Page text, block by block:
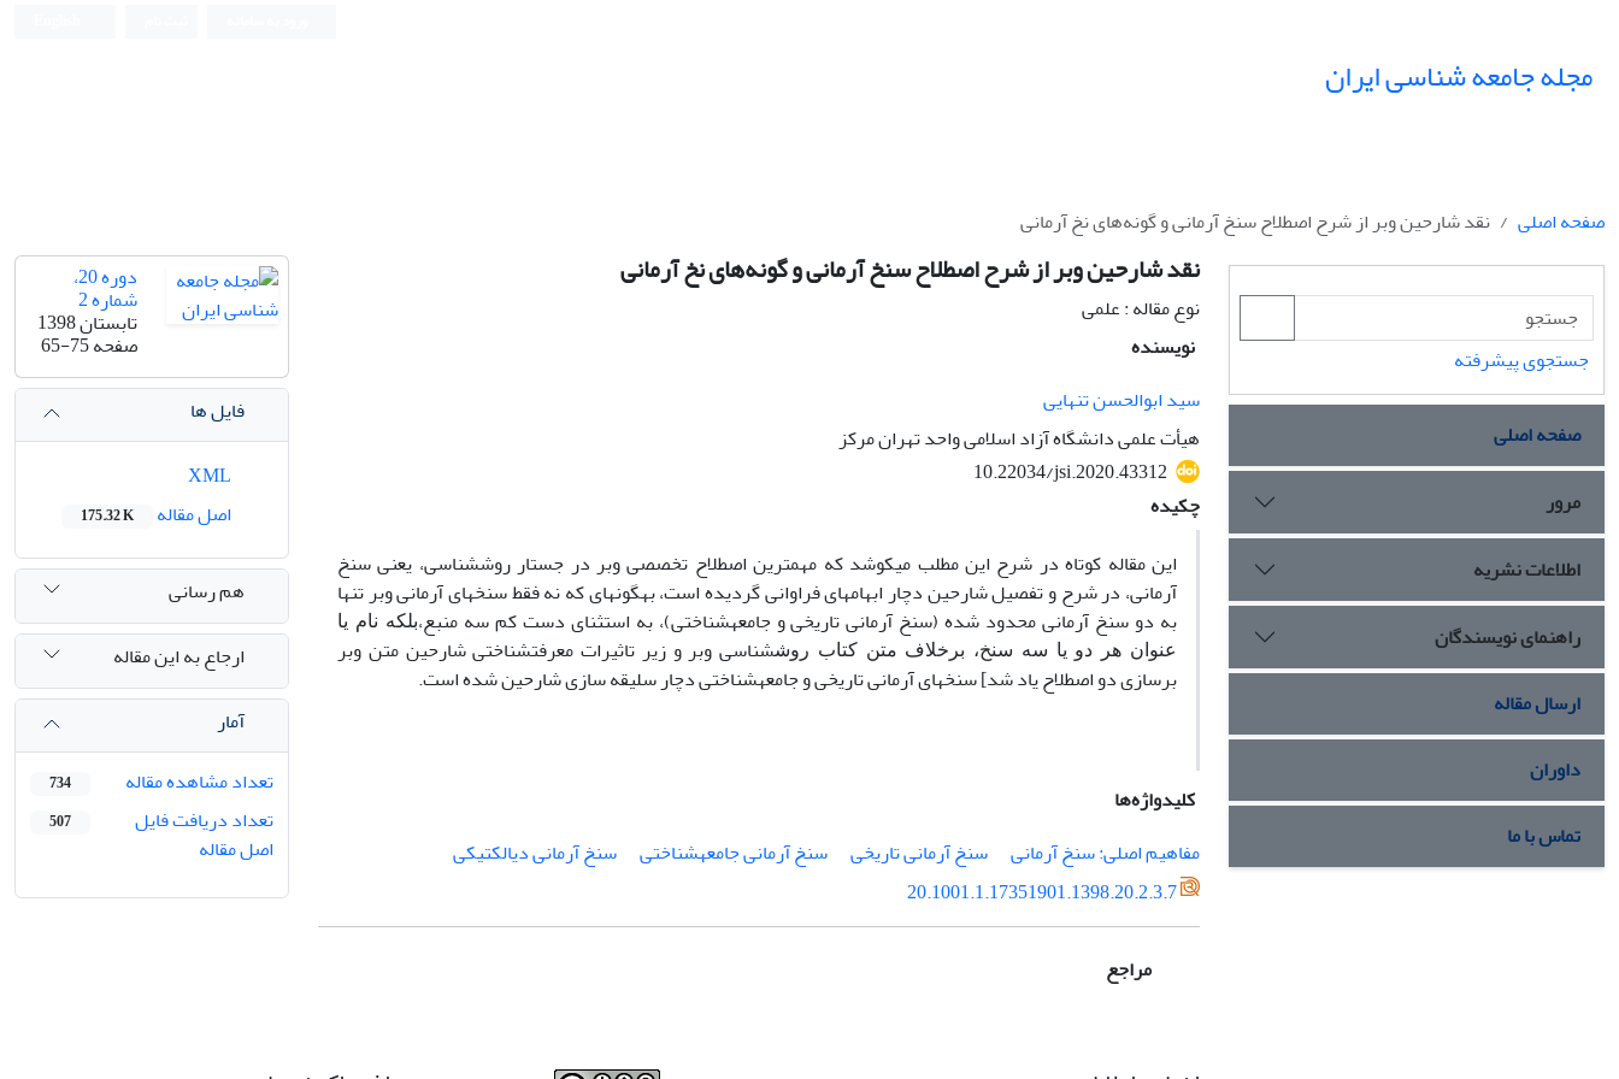
مجله جامعه شناسی ایران
صفحه اصلی نقد شارحین وبر از شرح اصطلاح سنخ آرمانی و گونه‌های نخ آرمانی
نقد شارحین وبر از شرح اصطلاح سنخ آرمانی و گونه‌های نخ آرمانی
نوع مقاله : علمی
نویسنده
سید ابوالحسن تنهایی
هیأت علمی دانشگاه آزاد اسلامی واحد تهران مرکز
10.22034/jsi.2020.43312
چکیده
این مقاله­ کوتاه در شرح این مطلب می­کوشد که مهم­ترین اصطلاح تخصصی وبر در جستار روش­شناسی، یعنی سنخ
آرمانی، در شرح و تفصیل شارحین دچار ابهام­های فراوانی گردیده است، به­گونه­ای که نه فقط سنخ­های آرمانی وبر تنها
به دو سنخ آرمانی محدود شده (سنخ آرمانی تاریخی و جامعه­شناختی)، به استثنای دست کم سه منبع،بلکه نام یا
عنوان هر دو یا سه سنخ، برخلاف متن کتاب روش­شناسی وبر و زیر تاثیرات معرفت­شناختی شارحین متن وبر
برسازی دو اصطلاح یاد شد] سنخ­های آرمانی تاریخی و جامعه­شناختی دچار سلیقه­ سازی شارحین شده است.
کلیدواژه‌ها
مفاهیم اصلی: سنخ آرمانی
سنخ آرمانی تاریخی سنخ آرمانی جامعه­شناختی
سنخ آرمانی دیالکتیکی
20.1001.1.17351901.1398.20.2.3.7
مراجع
دوره 20،
شماره 2
تابستان 1398
صفحه65-75
فایل ها
اصل مقاله
175.32 K
هم رسانی
ارجاع به این مقاله
آمار
تعداد مشاهده مقاله
734
تعداد دریافت فایل
اصل مقاله
507
جستجوی پیشرفته
صفحه اصلی
مرور
اطلاعات نشریه
راهنمای نویسندگان
ارسال مقاله
داوران
تماس با ما